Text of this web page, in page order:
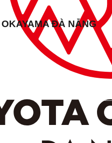
OKAYAMA ĐÀ NẴNG